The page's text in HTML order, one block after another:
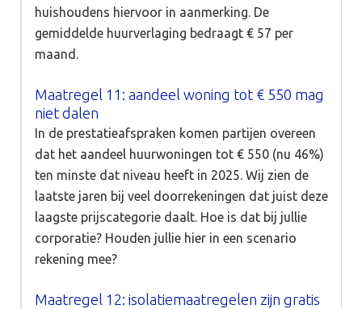
huishoudens hiervoor in aanmerking. De
gemiddelde huurverlaging bedraagt € 57 per
maand.
Maatregel 11: aandeel woning tot € 550 mag
niet dalen
In de prestatieafspraken komen partijen overeen
dat het aandeel huurwoningen tot € 550 (nu 46%)
ten minste dat niveau heeft in 2025. Wij zien de
laatste jaren bij veel doorrekeningen dat juist deze
laagste prijscategorie daalt. Hoe is dat bij jullie
corporatie? Houden jullie hier in een scenario
rekening mee?
Maatregel 12: isolatiemaatregelen zijn gratis